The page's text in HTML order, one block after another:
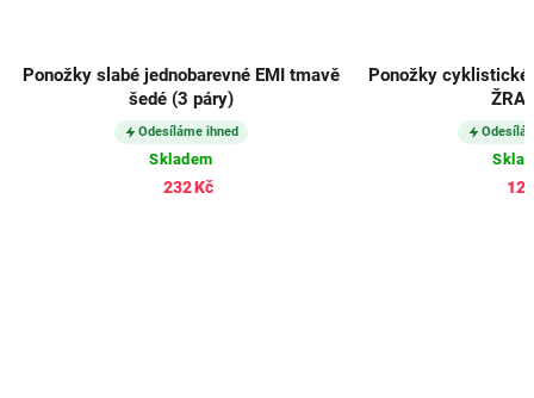
Ponožky slabé jednobarevné EMI tmavě
šedé (3 páry)
Odesíláme ihned
Skladem
232 Kč
Ponožky cyklistické